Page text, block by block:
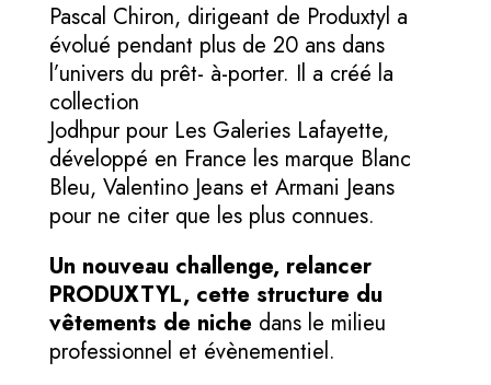
Pascal Chiron, dirigeant de Produxtyl a
évolué pendant plus de 20 ans dans
l’univers du prêt- à-porter. Il a créé la
collection
Jodhpur pour Les Galeries Lafayette,
développé en France les marque Blanc
Bleu, Valentino Jeans et Armani Jeans
pour ne citer que les plus connues.
Un nouveau challenge, relancer
PRODUXTYL, cette structure du
vêtements de niche dans le milieu
professionnel et évènementiel.